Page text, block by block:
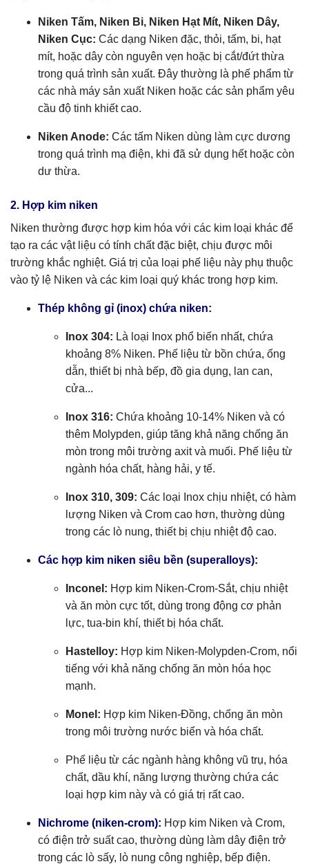
Niken Tấm, Niken Bi, Niken Hạt Mít, Niken Dây,
Niken Cục: Các dạng Niken đặc, thỏi, tấm, bi, hạt
mít, hoặc dây còn nguyên vẹn hoặc bị cắt/đứt thừa
trong quá trình sản xuất. Đây thường là phế phẩm từ
các nhà máy sản xuất Niken hoặc các sản phẩm yêu
cầu độ tinh khiết cao.
Niken Anode: Các tấm Niken dùng làm cực dương
trong quá trình mạ điện, khi đã sử dụng hết hoặc còn
dư thừa.
2. Hợp kim niken
Niken thường được hợp kim hóa với các kim loại khác để
tạo ra các vật liệu có tính chất đặc biệt, chịu được môi
trường khắc nghiệt. Giá trị của loại phế liệu này phụ thuộc
vào tỷ lệ Niken và các kim loại quý khác trong hợp kim.
Thép không gỉ (inox) chứa niken:
Inox 304: Là loại Inox phổ biến nhất, chứa
khoảng 8% Niken. Phế liệu từ bồn chứa, ống
dẫn, thiết bị nhà bếp, đồ gia dụng, lan can,
cửa...
Inox 316: Chứa khoảng 10-14% Niken và có
thêm Molypden, giúp tăng khả năng chống ăn
mòn trong môi trường axit và muối. Phế liệu từ
ngành hóa chất, hàng hải, y tế.
Inox 310, 309: Các loại Inox chịu nhiệt, có hàm
lượng Niken và Crom cao hơn, thường dùng
trong các lò nung, thiết bị chịu nhiệt độ cao.
Các hợp kim niken siêu bền (superalloys):
Inconel: Hợp kim Niken-Crom-Sắt, chịu nhiệt
và ăn mòn cực tốt, dùng trong động cơ phản
lực, tua-bin khí, thiết bị hóa chất.
Hastelloy: Hợp kim Niken-Molypden-Crom, nổi
tiếng với khả năng chống ăn mòn hóa học
mạnh.
Monel: Hợp kim Niken-Đồng, chống ăn mòn
trong môi trường nước biển và hóa chất.
Phế liệu từ các ngành hàng không vũ trụ, hóa
chất, dầu khí, năng lượng thường chứa các
loại hợp kim này và có giá trị rất cao.
Nichrome (niken-crom): Hợp kim Niken và Crom,
có điện trở suất cao, thường dùng làm dây điện trở
trong các lò sấy, lò nung công nghiệp, bếp điện.